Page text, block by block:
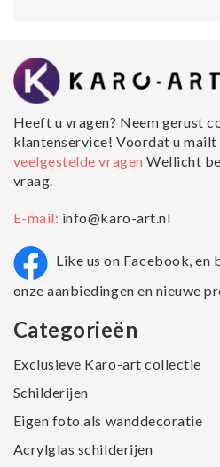
Heeft u vragen? Neem gerust
klantenservice! Voordat u
veelgestelde vragenWellicht
vraag.
E-mail: info@karo-art.nl
Like us on Facebook, en
onze aanbiedingen en nieuwe
Categorieën
Exclusieve Karo-art collectie
Schilderijen
Eigen foto als wanddecoratie
Acrylglas schilderijen